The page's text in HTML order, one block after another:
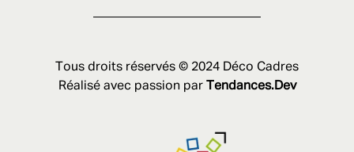
Tous droits réservés © 2024 Déco Cadres
Réalisé avec passion par Tendances.Dev